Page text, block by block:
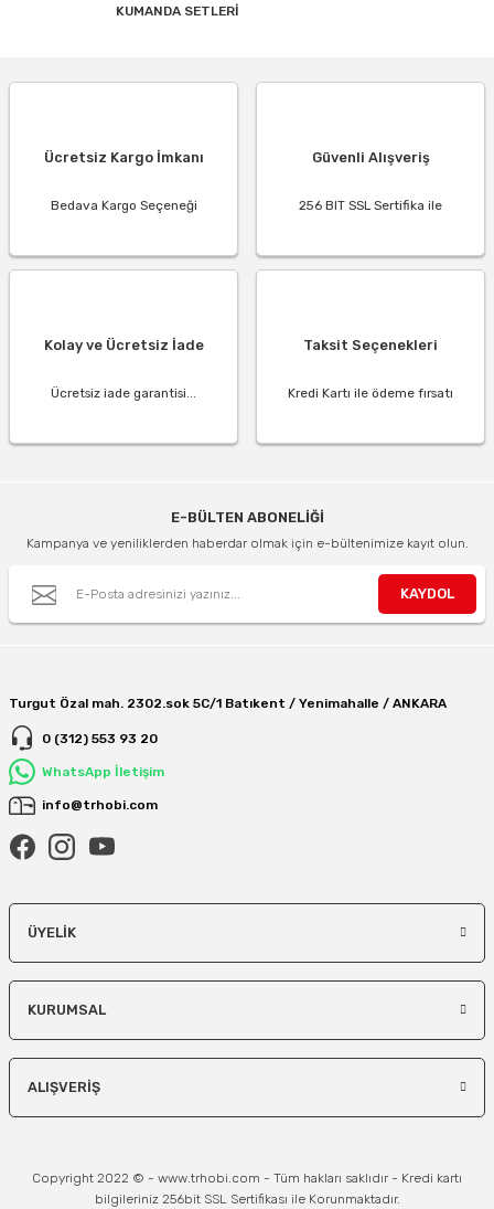
KUMANDA SETLERİ
Ücretsiz Kargo İmkanı
Bedava Kargo Seçeneği
Güvenli Alışveriş
256 BIT SSL Sertifika ile
Kolay ve Ücretsiz İade
Ücretsiz iade garantisi...
Taksit Seçenekleri
Kredi Kartı ile ödeme fırsatı
E-BÜLTEN ABONELİĞİ
Kampanya ve yeniliklerden haberdar olmak için e-bültenimize kayıt olun.
KAYDOL
Turgut Özal mah. 2302.sok 5C/1 Batıkent / Yenimahalle / ANKARA
0 (312) 553 93 20
WhatsApp İletişim
info@trhobi.com
ÜYELIK
KURUMSAL
ALIŞVERIŞ
Copyright 2022 © - www.trhobi.com - Tüm hakları saklıdır - Kredi kartı
bilgileriniz 256bit SSL Sertifikası ile Korunmaktadır.